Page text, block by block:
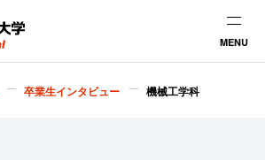
MENU
卒業生インタビュー 機械工学科